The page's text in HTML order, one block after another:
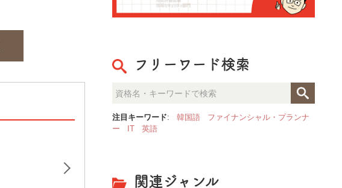
フリーワード検索
注目キーワード: 韓国語
ファイナンシャル・プランナ
ー
IT 英語
関連ジャンル